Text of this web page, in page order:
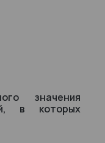
значения
в которых